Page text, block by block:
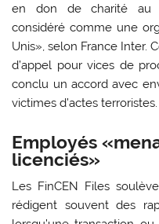
en don de charité
au
considéré comme une
Unis», selon France Inter.
d’appel pour vices de
conclu un accord avec
victimes d’actes terroristes.
Employés
licenciés»
Les FinCEN Files
rédigent souvent des